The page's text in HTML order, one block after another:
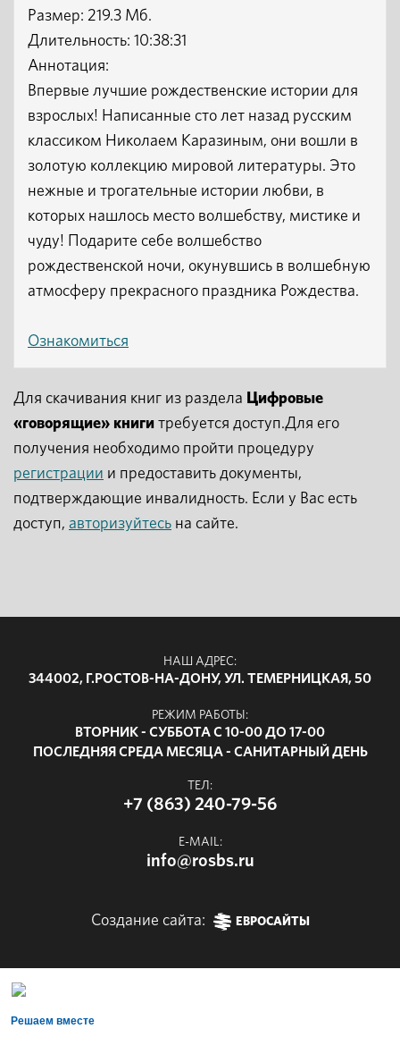
Размер: 219.3 Мб.
Длительность: 10:38:31
Аннотация:
Впервые лучшие рождественские истории для
взрослых! Написанные сто лет назад русским
классиком Николаем Каразиным, они вошли в
золотую коллекцию мировой литературы. Это
нежные и трогательные истории любви, в
которых нашлось место волшебству, мистике и
чуду! Подарите себе волшебство
рождественской ночи, окунувшись в волшебную
атмосферу прекрасного праздника Рождества.
Ознакомиться
Для скачивания книг из раздела Цифровые
«говорящие» книги требуется доступ.Для его
получения необходимо пройти процедуру
регистрации и предоставить документы,
подтверждающие инвалидность. Если у Вас есть
доступ, авторизуйтесь на сайте.
НАШ АДРЕС:
344002, Г.РОСТОВ-НА-ДОНУ, УЛ. ТЕМЕРНИЦКАЯ, 50
РЕЖИМ РАБОТЫ:
ВТОРНИК - СУББОТА С 10-00 ДО 17-00
ПОСЛЕДНЯЯ СРЕДА МЕСЯЦА - САНИТАРНЫЙ ДЕНЬ
ТЕЛ:
+7 (863) 240-79-56
E-MAIL:
info@rosbs.ru
Создание сайта: ЕВРОСАЙТЫ
Решаем вместе